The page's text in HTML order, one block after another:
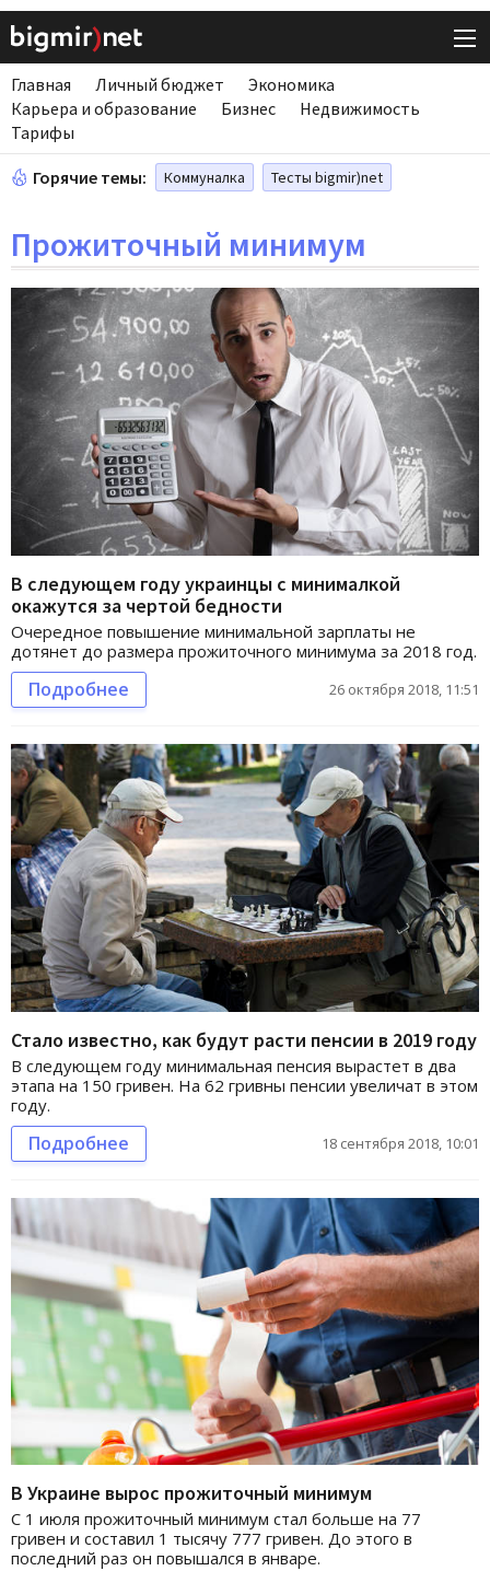
Главная Личный бюджет
Экономика
Карьера и образование
Бизнес
Недвижимость
Тарифы
Горячие темы: Коммуналка Тесты bigmir)net
Прожиточный минимум
В следующем году украинцы с минималкой
окажутся за чертой бедности
Очередное повышение минимальной зарплаты не
дотянет до размера прожиточного минимума за 2018 год.
Подробнее 26 октября 2018, 11:51
Стало известно, как будут расти пенсии в 2019 году
В следующем году минимальная пенсия вырастет в два
этапа на 150 гривен. На 62 гривны пенсии увеличат в этом
году.
Подробнее 18 сентября 2018, 10:01
В Украине вырос прожиточный минимум
С 1 июля прожиточный минимум стал больше на 77
гривен и составил 1 тысячу 777 гривен. До этого в
последний раз он повышался в январе.